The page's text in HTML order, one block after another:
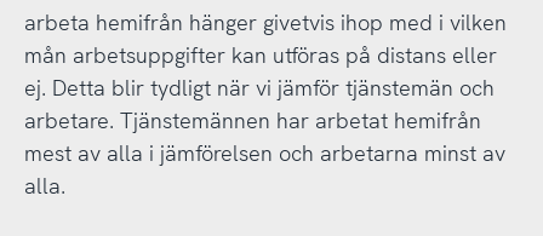
arbeta hemifrån hänger givetvis ihop med i vilken
mån arbetsuppgifter kan utföras på distans eller
ej. Detta blir tydligt när vi jämför tjänstemän och
arbetare. Tjänstemännen har arbetat hemifrån
mest av alla i jämförelsen och arbetarna minst av
alla.